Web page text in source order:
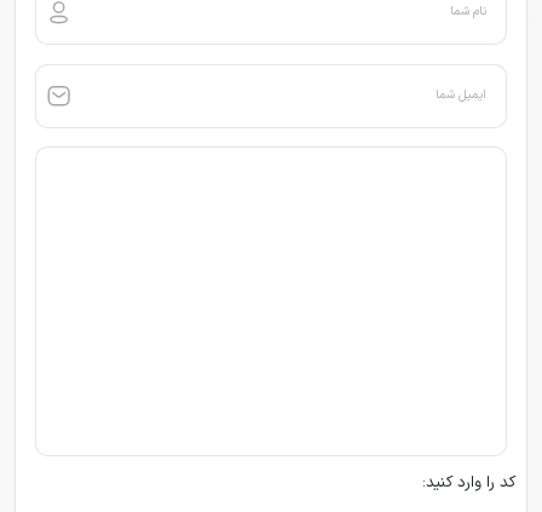
نام شما
ایمیل شما
کد را وارد کنید: